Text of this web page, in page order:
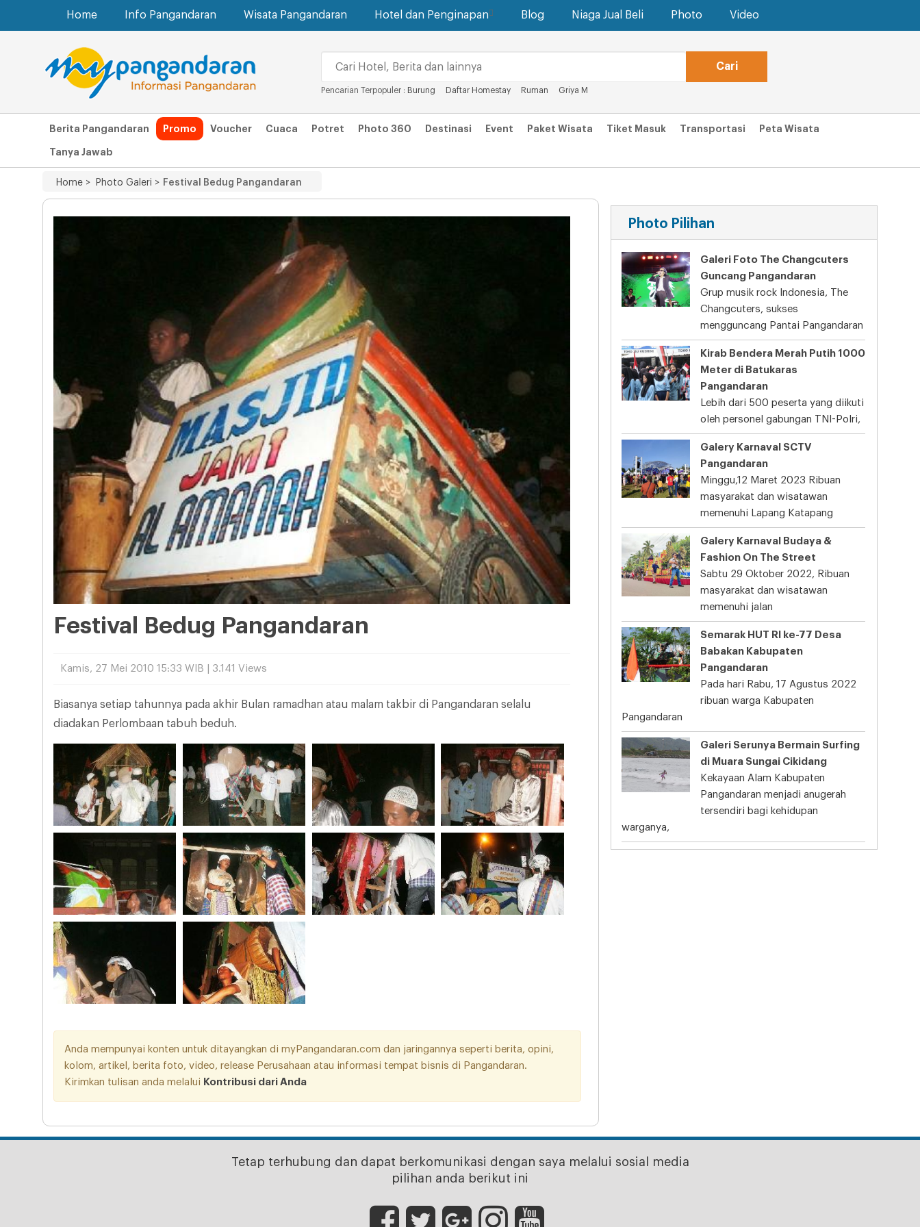
Home Info Pangandaran Wisata Pangandaran Hotel dan Penginapan Blog Niaga Jual Beli Photo Video
Pencarian Terpopuler : Burung Daftar Homestay Ruman Griya M
Berita Pangandaran Promo Voucher Cuaca Potret Photo 360 Destinasi Event Paket Wisata Tiket Masuk Transportasi Peta Wisata
Tanya Jawab
Home > Photo Galeri > Festival Bedug Pangandaran
Festival Bedug Pangandaran
Kamis, 27 Mei 2010 15:33 WIB | 3.141 Views
Biasanya setiap tahunnya pada akhir Bulan ramadhan atau malam takbir di Pangandaran selalu
diadakan Perlombaan tabuh beduh.
Anda mempunyai konten untuk ditayangkan di myPangandaran.com dan jaringannya seperti berita, opini,
kolom, artikel, berita foto, video, release Perusahaan atau informasi tempat bisnis di Pangandaran.
Kirimkan tulisan anda melalui Kontribusi dari Anda
Photo Pilihan
Galeri Foto The Changcuters
Guncang Pangandaran
Grup musik rock Indonesia, The
Changcuters, sukses
mengguncang Pantai Pangandaran
Kirab Bendera Merah Putih 1000
Meter di Batukaras
Pangandaran
Lebih dari 500 peserta yang diikuti
oleh personel gabungan TNI-Polri,
Galery Karnaval SCTV
Pangandaran
Minggu,12 Maret 2023 Ribuan
masyarakat dan wisatawan
memenuhi Lapang Katapang
Galery Karnaval Budaya &
Fashion On The Street
Sabtu 29 Oktober 2022, Ribuan
masyarakat dan wisatawan
memenuhi jalan
Semarak HUT RI ke-77 Desa
Babakan Kabupaten
Pangandaran
Pada hari Rabu, 17 Agustus 2022
ribuan warga Kabupaten
Pangandaran
Galeri Serunya Bermain Surfing
di Muara Sungai Cikidang
Kekayaan Alam Kabupaten
Pangandaran menjadi anugerah
tersendiri bagi kehidupan
warganya,
Tetap terhubung dan dapat berkomunikasi dengan saya melalui sosial media
pilihan anda berikut ini